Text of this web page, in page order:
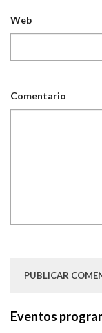
Web
Comentario
Eventos